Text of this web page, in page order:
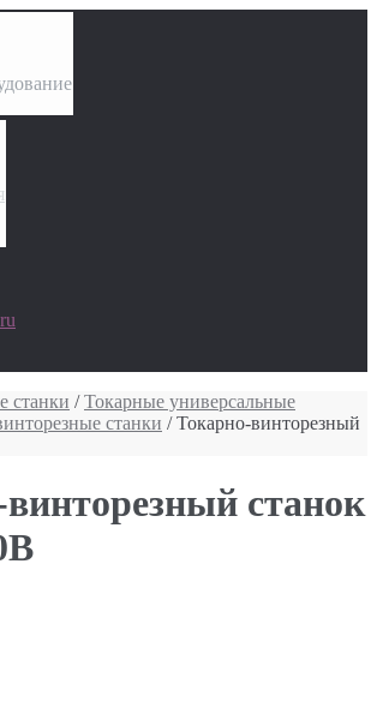
станки /Токарные универсальные
станки / Токарно-винторезный
станок